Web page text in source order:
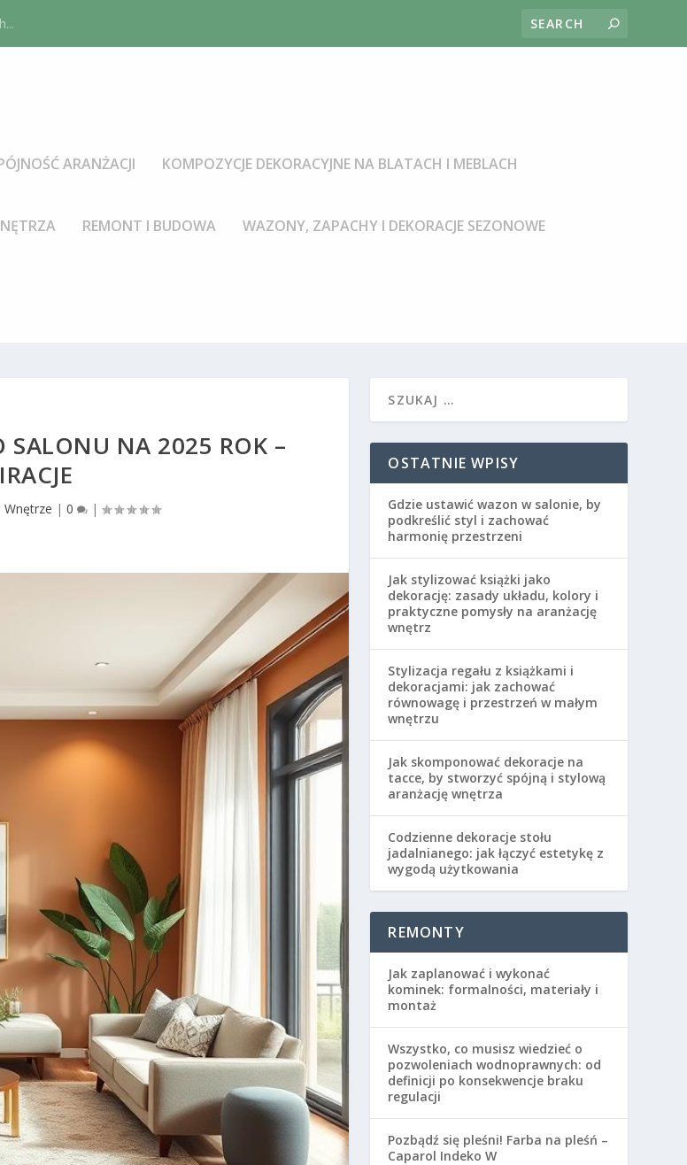
ARANŻACJI KOMPOZYCJE DEKORACYJNE NA BLATACH I MEBLACH
REMONT I BUDOWA WAZONY, ZAPACHY I DEKORACJE SEZONOWE
SALONU NA 2025 ROK –
Wnętrze | 0 |
OSTATNIE WPISY
Gdzie ustawić wazon w salonie, by
podkreślić styl i zachować
harmonię przestrzeni
Jak stylizować książki jako
dekorację: zasady układu, kolory i
praktyczne pomysły na aranżację
wnętrz
Stylizacja regału z książkami i
dekoracjami: jak zachować
równowagę i przestrzeń w małym
wnętrzu
Jak skomponować dekoracje na
tacce, by stworzyć spójną i stylową
aranżację wnętrza
Codzienne dekoracje stołu
jadalnianego: jak łączyć estetykę z
wygodą użytkowania
REMONTY
Jak zaplanować i wykonać
kominek: formalności, materiały i
montaż
Wszystko, co musisz wiedzieć o
pozwoleniach wodnoprawnych: od
definicji po konsekwencje braku
regulacji
Pozbądź się pleśni! Farba na pleśń –
Caparol Indeko W